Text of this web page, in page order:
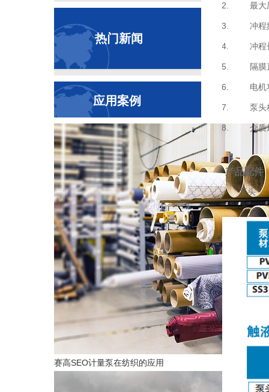
热门新闻
应用案例
赛高SEO计量泵在纺织的应用
最大
冲程频
冲程长
隔膜直
电机功
泵头材
介质
产品配件
泵头